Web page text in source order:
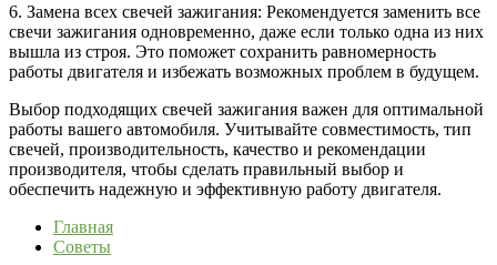
6. Замена всех свечей зажигания: Рекомендуется заменить все
свечи зажигания одновременно, даже если только одна из них
вышла из строя. Это поможет сохранить равномерность
работы двигателя и избежать возможных проблем в будущем.
Выбор подходящих свечей зажигания важен для оптимальной
работы вашего автомобиля. Учитывайте совместимость, тип
свечей, производительность, качество и рекомендации
производителя, чтобы сделать правильный выбор и
обеспечить надежную и эффективную работу двигателя.
Главная
Советы